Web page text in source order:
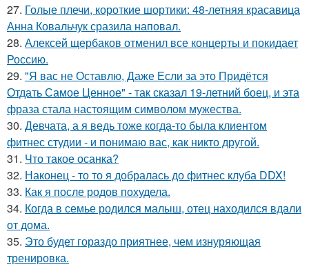
27. Голые плечи, короткие шортики: 48-летняя красавица
Анна Ковальчук сразила наповал.
28. Алексей щербаков отменил все концерты и покидает
Россию.
29. "Я вас не Оставлю, Даже Если за это Придётся
Отдать Самое Ценное" - так сказал 19-летний боец, и эта
фраза стала настоящим символом мужества.
30. Девчата, а я ведь тоже когда-то была клиентом
фитнес студии - и понимаю вас, как никто другой.
31. Что такое осанка?
32. Наконец - то то я добралась до фитнес клуба DDX!
33. Как я после родов похудела.
34. Когда в семье родился малыш, отец находился вдали
от дома.
35. Это будет гораздо приятнее, чем изнуряющая
тренировка.